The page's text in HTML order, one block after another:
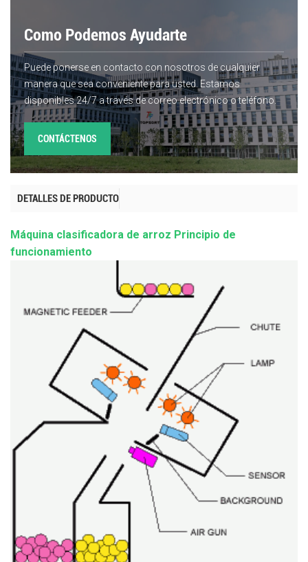
Como Podemos Ayudarte
Puede ponerse en contacto con nosotros de cualquier
manera que sea conveniente para usted. Estamos
disponibles 24/7 a través de correo electrónico o teléfono.
CONTÁCTENOS
DETALLES DE PRODUCTO
Máquina clasificadora de arroz Principio de
funcionamiento